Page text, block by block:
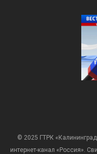
© 2025 ГТРК
интернет-канал «Россия».